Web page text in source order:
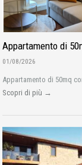
Appartamento di
01/08/2026
Appartamento di 50mq
Scopri di più →